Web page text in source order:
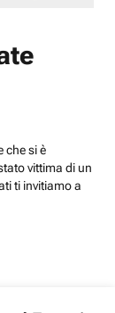
che si è
vittima di un
ti invitiamo a